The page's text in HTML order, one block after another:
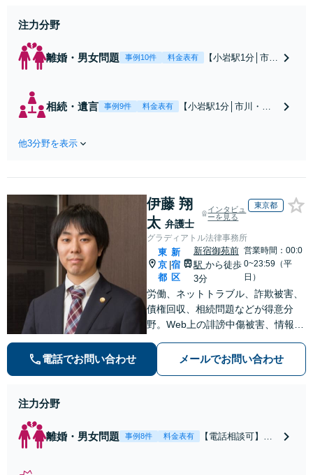
注力分野
離婚・男女問題 事例10件 料金表有
【小岩駅1分│市
回避、裁判提起前
の和解、子の認知
離婚に関するお悩
みは、お気軽にご
相談ください【メ
ディア出演】【早
朝・夜間対応可】
相続・遺言 事例9件 料金表有
【小岩駅1分│市川・船
【江戸川区内出張サー
しい地域の皆さまも、
気兼ねなくお問い合わ
せください【メディア
出演】【早朝・夜間・
休日対応可】
他3分野を表示
伊藤 翔
太 弁護士
インタビュ
ーを見る
東京都
グラディアトル法律事務所
東
京
都
新
宿
区
新宿御苑前
駅 から徒歩
3分
営業時間：00:0
0~23:59（平
日）
労働、ネットトラブル、詐欺被害、
債権回収、相続問題などが得意分
野。Web上の誹謗中傷被害、情報流
対応できます。24時間365日対応。
問題解決へ導いてまいります。まず
電話でお問い合わせ メールでお問い合わせ
注力分野
離婚・男女問題 事例8件 料金表有
【電話相談可】不